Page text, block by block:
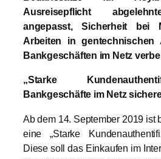
Ausreisepflicht
angepasst, Sicherheit bei
Arbeiten in gentechnischen
Bankgeschäften im Netz
„Starke
Bankgeschäfte im Netz
Ab dem 14. September 2019 ist
eine „Starke
Diese soll das Einkaufen im